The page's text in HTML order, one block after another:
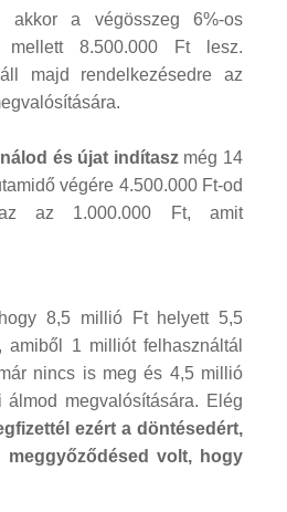
akkor a végösszeg 6%-os
mellett 8.500.000 Ft lesz.
majd rendelkezésedre az
és újat indítaszmég 14
végére 4.500.000 Ft-od
az 1.000.000 Ft, amit
8,5 millió Ft helyett 5,5
1 milliót felhasználtál
nincs is meg és 4,5 millió
megvalósítására. Elég
ezért a döntésedért,
meggyőződésed volt, hogy